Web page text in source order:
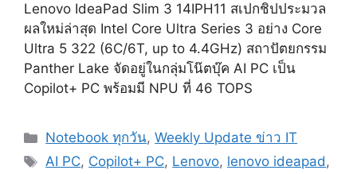
Lenovo IdeaPad Slim 3 14IPH11 สเปกชิปประมวล
ผลใหม่ล่าสุด Intel Core Ultra Series 3 อย่าง Core
Ultra 5 322 (6C/6T, up to 4.4GHz) สถาปัตยกรรม
Panther Lake จัดอยู่ในกลุ่มโน๊ตบุ๊ค AI PC เป็น
Copilot+ PC พร้อมมี NPU ที่ 46 TOPS
Categories
Notebook ทุกวัน,Weekly Update ข่าว IT
Tags
AI PC, Copilot+ PC, Lenovo, lenovo ideapad,